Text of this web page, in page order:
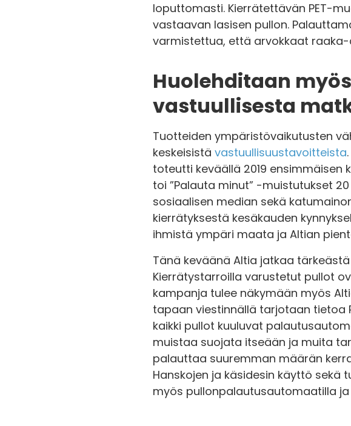
loputtomasti. Kierrätettävän PET-
vastaavan lasisen pullon.
varmistettua, että arvokkaat
Huolehditaan
vastuullisesta
Tuotteiden ympäristövaikutusten
keskeisistä vastuullisuustavoitteista
toteutti keväällä 2019 ensimmäisen
toi ”Palauta minut” -muistutukset
sosiaalisen median sekä
kierrätyksestä kesäkauden
ihmistä ympäri maata ja Altian
Tänä keväänä Altia jatkaa
Kierrätystarroilla varustetut pullot
kampanja tulee näkymään myös
tapaan viestinnällä tarjotaan tietoa
kaikki pullot kuuluvat
muistaa suojata itseään ja muita
palauttaa suuremman määrän
Hanskojen ja käsidesin käyttö sekä
myös pullonpalautusautomaatilla